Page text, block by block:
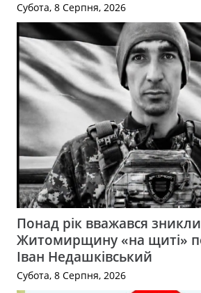
Субота, 8 Серпня, 2026
Понад рік вважався
Житомирщину «на щиті»
Іван Недашківський
Субота, 8 Серпня, 2026